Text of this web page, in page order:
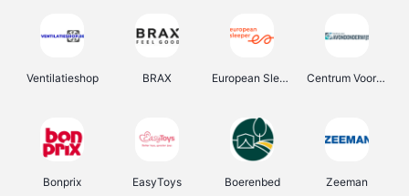
Ventilatieshop BRAX European Sleeper Centrum Voor Avondonderwijs
Bonprix EasyToys Boerenbed Zeeman